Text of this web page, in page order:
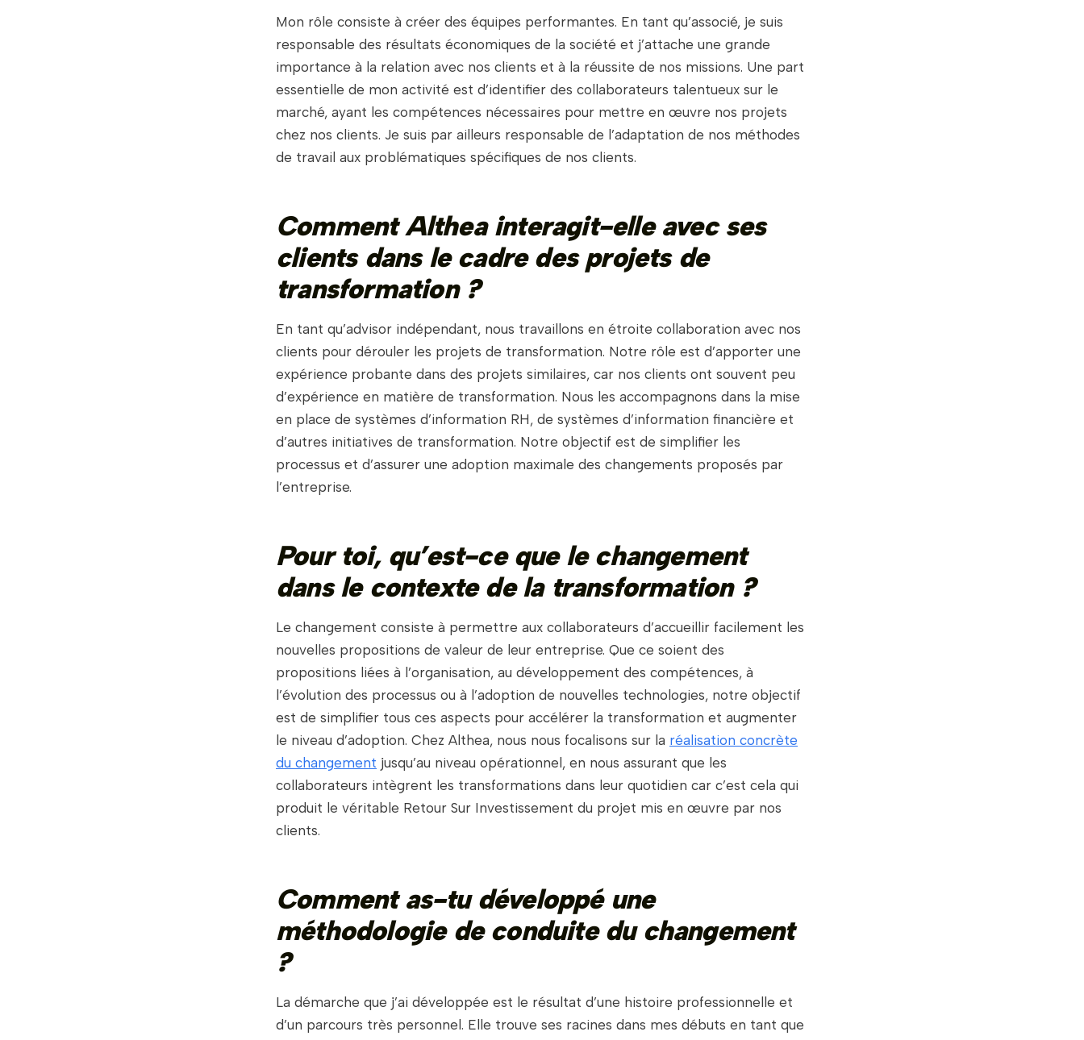
Mon rôle consiste à créer des équipes performantes. En tant qu’associé, je suis
responsable des résultats économiques de la société et j’attache une grande
importance à la relation avec nos clients et à la réussite de nos missions. Une part
essentielle de mon activité est d’identifier des collaborateurs talentueux sur le
marché, ayant les compétences nécessaires pour mettre en œuvre nos projets
chez nos clients. Je suis par ailleurs responsable de l’adaptation de nos méthodes
de travail aux problématiques spécifiques de nos clients.
Comment Althea interagit-elle avec ses
clients dans le cadre des projets de
transformation ?
En tant qu’advisor indépendant, nous travaillons en étroite collaboration avec nos
clients pour dérouler les projets de transformation. Notre rôle est d’apporter une
expérience probante dans des projets similaires, car nos clients ont souvent peu
d’expérience en matière de transformation. Nous les accompagnons dans la mise
en place de systèmes d’information RH, de systèmes d’information financière et
d’autres initiatives de transformation. Notre objectif est de simplifier les
processus et d’assurer une adoption maximale des changements proposés par
l’entreprise.
Pour toi, qu’est-ce que le changement
dans le contexte de la transformation ?
Le changement consiste à permettre aux collaborateurs d’accueillir facilement les
nouvelles propositions de valeur de leur entreprise. Que ce soient des
propositions liées à l’organisation, au développement des compétences, à
l’évolution des processus ou à l’adoption de nouvelles technologies, notre objectif
est de simplifier tous ces aspects pour accélérer la transformation et augmenter
le niveau d’adoption. Chez Althea, nous nous focalisons sur la réalisation concrète
du changement jusqu’au niveau opérationnel, en nous assurant que les
collaborateurs intègrent les transformations dans leur quotidien car c’est cela qui
produit le véritable Retour Sur Investissement du projet mis en œuvre par nos
clients.
Comment as-tu développé une
méthodologie de conduite du changement
?
La démarche que j’ai développée est le résultat d’une histoire professionnelle et
d’un parcours très personnel. Elle trouve ses racines dans mes débuts en tant que